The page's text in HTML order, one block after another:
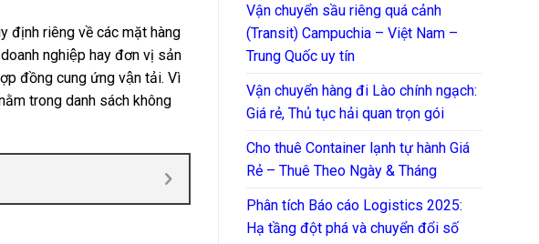
định riêng về các mặt hàng
nghiệp hay đơn vị sản
đồng cung ứng vận tải. Vì
trong danh sách không
Vận chuyển sầu riêng quá cảnh
(Transit) Campuchia – Việt Nam –
Trung Quốc uy tín
Vận chuyển hàng đi Lào chính ngạch:
Giá rẻ, Thủ tục hải quan trọn gói
Cho thuê Container lạnh tự hành Giá
Rẻ – Thuê Theo Ngày & Tháng
Phân tích Báo cáo Logistics 2025:
Hạ tầng đột phá và chuyển đổi số